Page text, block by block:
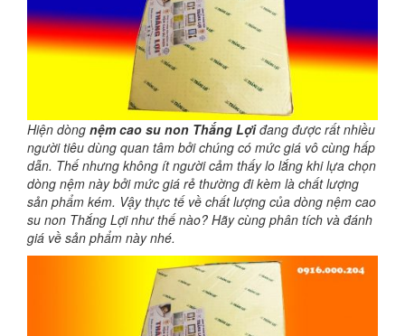
Hiện dòng nệm cao su non Thắng Lợiđang được rất nhiều
người tiêu dùng quan tâm bởi chúng có mức giá vô cùng hấp
dẫn. Thế nhưng không ít người cảm thấy lo lắng khi lựa chọn
dòng nệm này bởi mức giá rẻ thường đi kèm là chất lượng
sản phẩm kém. Vậy thực tế về chất lượng của dòng nệm cao
su non Thắng Lợi như thế nào? Hãy cùng phân tích và đánh
giá về sản phẩm này nhé.